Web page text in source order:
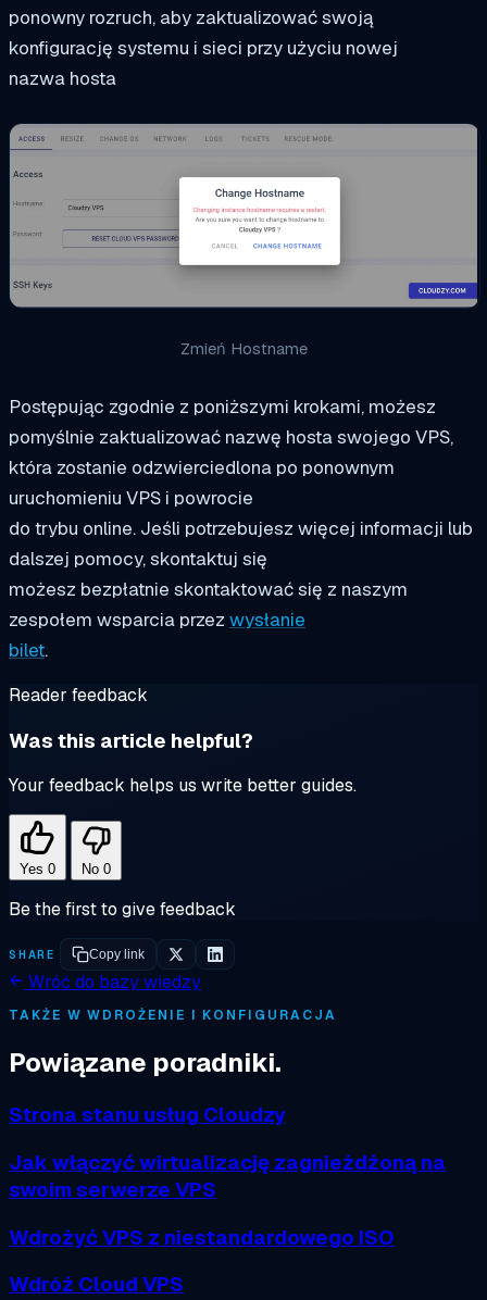
ponowny rozruch, aby zaktualizować swoją
konfigurację systemu i sieci przy użyciu nowej
nazwa hosta
Zmień Hostname
Postępując zgodnie z poniższymi krokami, możesz
pomyślnie zaktualizować nazwę hosta swojego VPS,
która zostanie odzwierciedlona po ponownym
uruchomieniu VPS i powrocie
do trybu online. Jeśli potrzebujesz więcej informacji lub
dalszej pomocy, skontaktuj się
możesz bezpłatnie skontaktować się z naszym
zespołem wsparcia przez wysłanie
bilet.
Reader feedback
Was this article helpful?
Your feedback helps us write better guides.
Yes 0 No 0
Be the first to give feedback
SHARE Copy link
Wróć do bazy wiedzy
TAKŻE W WDROŻENIE I KONFIGURACJA
Powiązane poradniki.
Strona stanu usług Cloudzy
Jak włączyć wirtualizację zagnieżdżoną na
swoim serwerze VPS
Wdrożyć VPS z niestandardowego ISO
Wdróż Cloud VPS